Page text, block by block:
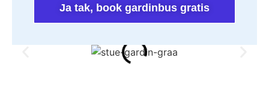
Ja tak, book gardinbus gratis